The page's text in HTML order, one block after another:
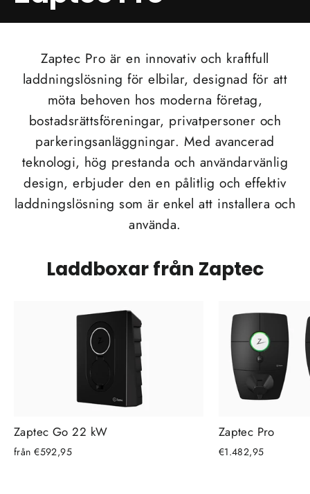
Zaptec Pro är en innovativ och kraftfull
laddningslösning för elbilar, designad för att
möta behoven hos moderna företag,
bostadsrättsföreningar, privatpersoner och
parkeringsanläggningar. Med avancerad
teknologi, hög prestanda och användarvänlig
design, erbjuder den en pålitlig och effektiv
laddningslösning som är enkel att installera och
använda.
Laddboxar från Zaptec
Zaptec Go 22 kW
från €592,95
Zaptec Pro
€1.482,95